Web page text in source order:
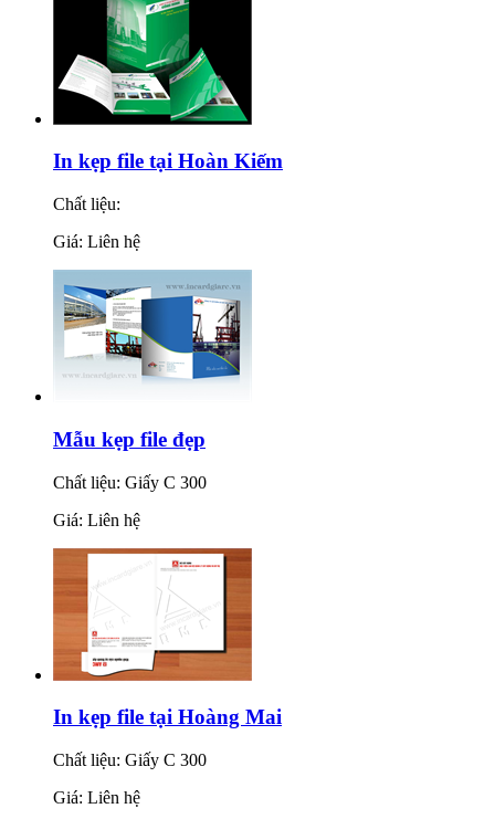
In kẹp file tại Hoàn Kiếm
Chất liệu:
Giá: Liên hệ
Mẫu kẹp file đẹp
Chất liệu: Giấy C 300
Giá: Liên hệ
In kẹp file tại Hoàng Mai
Chất liệu: Giấy C 300
Giá: Liên hệ